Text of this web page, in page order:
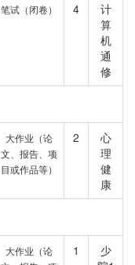
笔试（闭卷） 4
计
算
机
通
修
大作业（论
文、报告、项
目或作品等）
2
心
理
健
康
大作业（论
1
少